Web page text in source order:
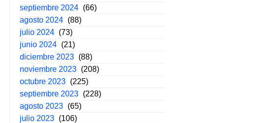
septiembre 2024 (66)
agosto 2024 (88)
julio 2024 (73)
junio 2024 (21)
diciembre 2023 (88)
noviembre 2023 (208)
octubre 2023 (225)
septiembre 2023 (228)
agosto 2023 (65)
julio 2023 (106)